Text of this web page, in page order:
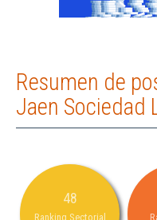
Resumen de
Jaen Sociedad
48
Ranking Sectorial